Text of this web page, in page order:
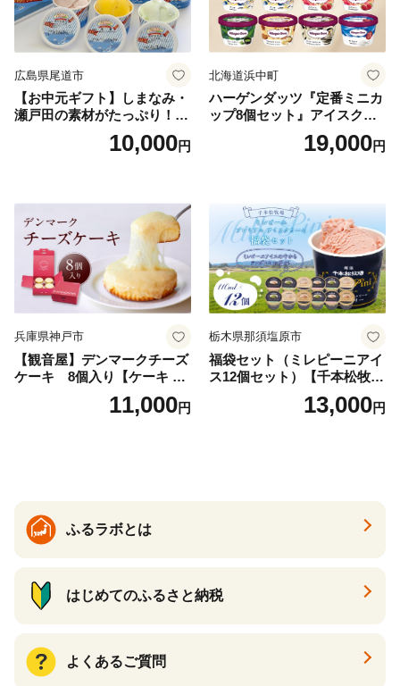
広島県尾道市
【お中元ギフト】しまなみ・
瀬戸田の素材がたっぷり！ジ
10,000円
北海道浜中町
ハーゲンダッツ『定番ミニカ
ップ8個セット』アイスクリ
ーム アイス スイーツ デザー
19,000円
兵庫県神戸市
【観音屋】デンマークチーズ
ケーキ 8個入り【ケーキ チ
ーズケーキ 人気スイーツ お
すすめスイーツ 神戸スイー
11,000円
栃木県那須塩原市
福袋セット（ミレピーニアイ
ス12個セット）【千本松牧
場】 ns025-014-12 【デザー
ト 詰め合わせ ギフト】
13,000円
ふるラボとは
はじめてのふるさと納税
よくあるご質問